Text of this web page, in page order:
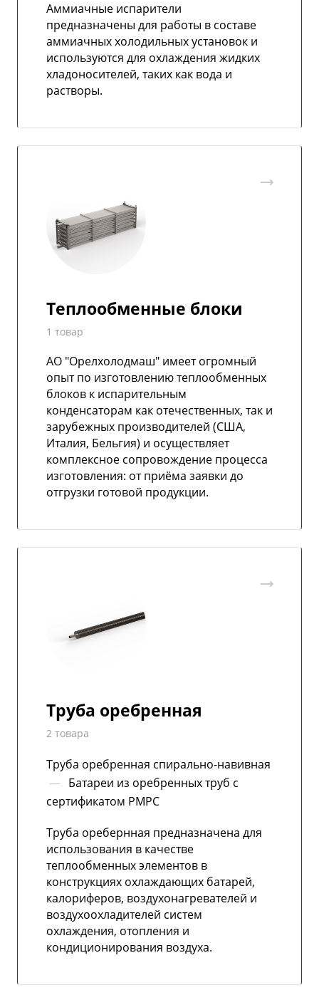
Аммиачные испарители
предназначены для работы в составе
аммиачных холодильных установок и
используются для охлаждения жидких
хладоносителей, таких как вода и
растворы.
Теплообменные блоки
1 товар
АО "Орелхолодмаш" имеет огромный
опыт по изготовлению теплообменных
блоков к испарительным
конденсаторам как отечественных, так и
зарубежных производителей (США,
Италия, Бельгия) и осуществляет
комплексное сопровождение процесса
изготовления: от приёма заявки до
отгрузки готовой продукции.
Труба оребренная
2 товара
Труба оребренная спирально-навивная
— Батареи из оребренных труб с
сертификатом РМРС
Труба оребернная предназначена для
использования в качестве
теплообменных элементов в
конструкциях охлаждающих батарей,
калориферов, воздухонагревателей и
воздухоохладителей систем
охлаждения, отопления и
кондиционирования воздуха.